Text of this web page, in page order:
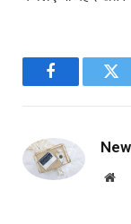
Facebook